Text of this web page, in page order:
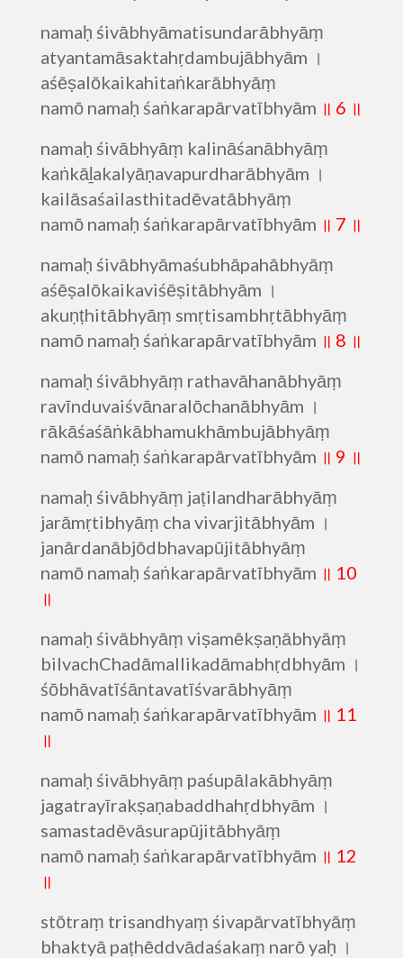
namaḥ śivābhyāmatisundarābhyāṃ
atyantamāsaktahṛdambujābhyām ।
aśēṣalōkaikahitaṅkarābhyāṃ
namō namaḥ śaṅkarapārvatībhyām ॥ 6 ॥
namaḥ śivābhyāṃ kalināśanābhyāṃ
kaṅkāḻakalyāṇavapurdharābhyām ।
kailāsaśailasthitadēvatābhyāṃ
namō namaḥ śaṅkarapārvatībhyām ॥ 7 ॥
namaḥ śivābhyāmaśubhāpahābhyāṃ
aśēṣalōkaikaviśēṣitābhyām ।
akuṇṭhitābhyāṃ smṛtisambhṛtābhyāṃ
namō namaḥ śaṅkarapārvatībhyām ॥ 8 ॥
namaḥ śivābhyāṃ rathavāhanābhyāṃ
ravīnduvaiśvānaralōchanābhyām ।
rākāśaśāṅkābhamukhāmbujābhyāṃ
namō namaḥ śaṅkarapārvatībhyām ॥ 9 ॥
namaḥ śivābhyāṃ jaṭilandharābhyāṃ
jarāmṛtibhyāṃ cha vivarjitābhyām ।
janārdanābjōdbhavapūjitābhyāṃ
namō namaḥ śaṅkarapārvatībhyām ॥ 10
॥
namaḥ śivābhyāṃ viṣamēkṣaṇābhyāṃ
bilvachChadāmallikadāmabhṛdbhyām ।
śōbhāvatīśāntavatīśvarābhyāṃ
namō namaḥ śaṅkarapārvatībhyām ॥ 11
॥
namaḥ śivābhyāṃ paśupālakābhyāṃ
jagatrayīrakṣaṇabaddhahṛdbhyām ।
samastadēvāsurapūjitābhyāṃ
namō namaḥ śaṅkarapārvatībhyām ॥ 12
॥
stōtraṃ trisandhyaṃ śivapārvatībhyāṃ
bhaktyā paṭhēddvādaśakaṃ narō yaḥ ।